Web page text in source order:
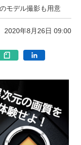
モデル撮影も用意
2020年8月26日 09:00